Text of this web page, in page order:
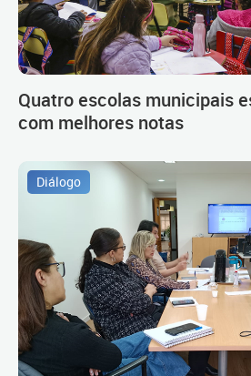
Quatro escolas municipais
com melhores notas
Diálogo